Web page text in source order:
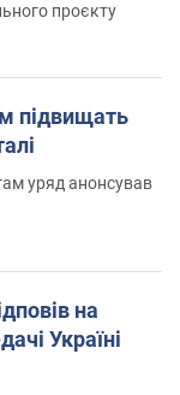
проєкту
підвищать
уряд анонсував
на
Україні